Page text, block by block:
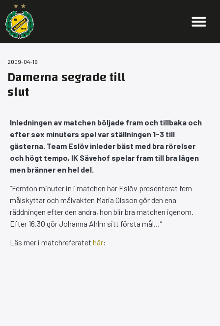
2009-04-19
Damerna segrade till
slut
Inledningen av matchen böljade fram och tillbaka och
efter sex minuters spel var ställningen 1-3 till
gästerna. Team Eslöv inleder bäst med bra rörelser
och högt tempo, IK Sävehof spelar fram till bra lägen
men bränner en hel del.
”Femton minuter in i matchen har Eslöv presenterat fem
målskyttar och målvakten Maria Olsson gör den ena
räddningen efter den andra, hon blir bra matchen igenom.
Efter 16.30 gör Johanna Ahlm sitt första mål…”
Läs mer i matchreferatet här: